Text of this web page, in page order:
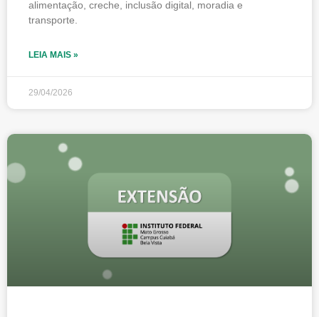
alimentação, creche, inclusão digital, moradia e
transporte.
LEIA MAIS »
29/04/2026